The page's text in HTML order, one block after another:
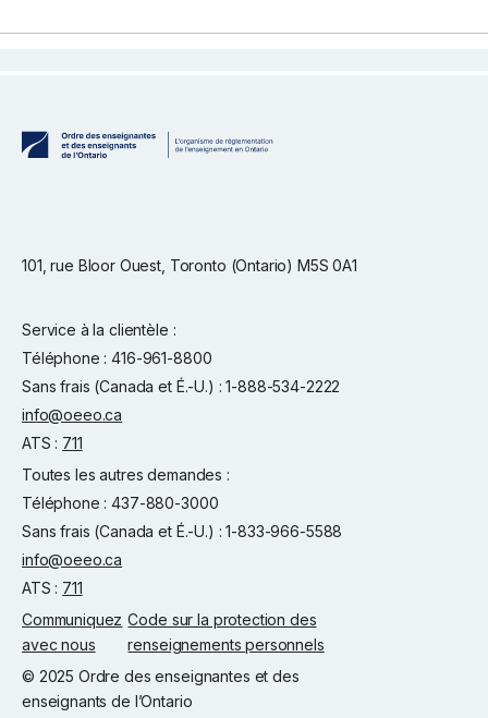
101, rue Bloor Ouest, Toronto (Ontario) M5S 0A1
Service à la clientèle :
Téléphone : 416-961-8800
Sans frais (Canada et É.-U.) : 1-888-534-2222
info@oeeo.ca
ATS : 711
Toutes les autres demandes :
Téléphone : 437-880-3000
Sans frais (Canada et É.-U.) : 1-833-966-5588
info@oeeo.ca
ATS : 711
Communiquez
avec nous
Code sur la protection des
renseignements personnels
© 2025 Ordre des enseignantes et des
enseignants de l’Ontario